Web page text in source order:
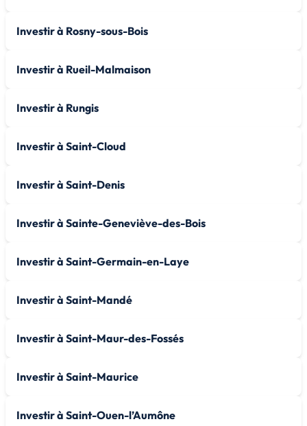
Investir à Rosny-sous-Bois
Investir à Rueil-Malmaison
Investir à Rungis
Investir à Saint-Cloud
Investir à Saint-Denis
Investir à Sainte-Geneviève-des-Bois
Investir à Saint-Germain-en-Laye
Investir à Saint-Mandé
Investir à Saint-Maur-des-Fossés
Investir à Saint-Maurice
Investir à Saint-Ouen-l’Aumône